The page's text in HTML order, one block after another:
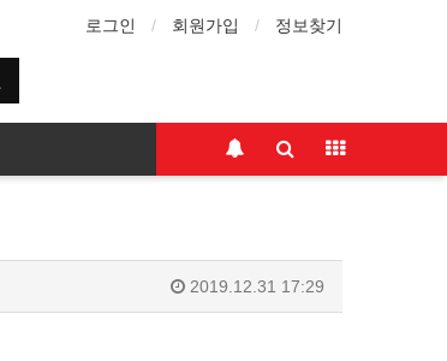
로그인 회원가입 정보찾기
2019.12.31 17:29